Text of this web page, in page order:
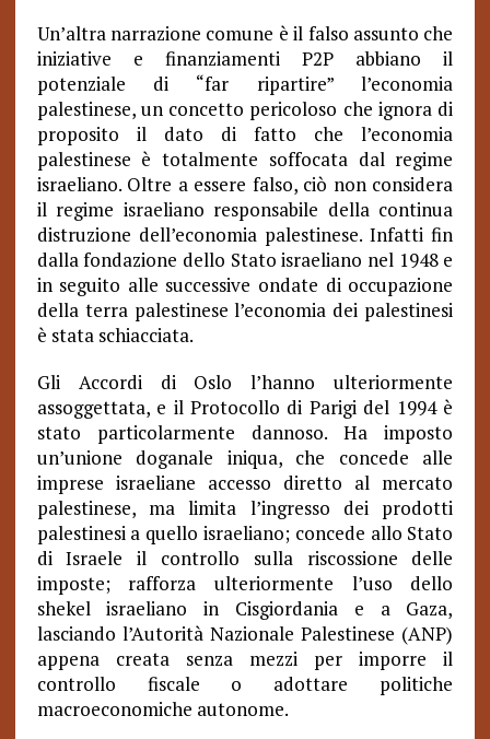
Un’altra narrazione comune è il falso assunto che
iniziative e finanziamenti P2P abbiano il
potenziale di “far ripartire” l’economia
palestinese, un concetto pericoloso che ignora di
proposito il dato di fatto che l’economia
palestinese è totalmente soffocata dal regime
israeliano. Oltre a essere falso, ciò non considera
il regime israeliano responsabile della continua
distruzione dell’economia palestinese. Infatti fin
dalla fondazione dello Stato israeliano nel 1948 e
in seguito alle successive ondate di occupazione
della terra palestinese l’economia dei palestinesi
è stata schiacciata.
Gli Accordi di Oslo l’hanno ulteriormente
assoggettata, e il Protocollo di Parigi del 1994 è
stato particolarmente dannoso. Ha imposto
un’unione doganale iniqua, che concede alle
imprese israeliane accesso diretto al mercato
palestinese, ma limita l’ingresso dei prodotti
palestinesi a quello israeliano; concede allo Stato
di Israele il controllo sulla riscossione delle
imposte; rafforza ulteriormente l’uso dello
shekel israeliano in Cisgiordania e a Gaza,
lasciando l’Autorità Nazionale Palestinese (ANP)
appena creata senza mezzi per imporre il
controllo fiscale o adottare politiche
macroeconomiche autonome.